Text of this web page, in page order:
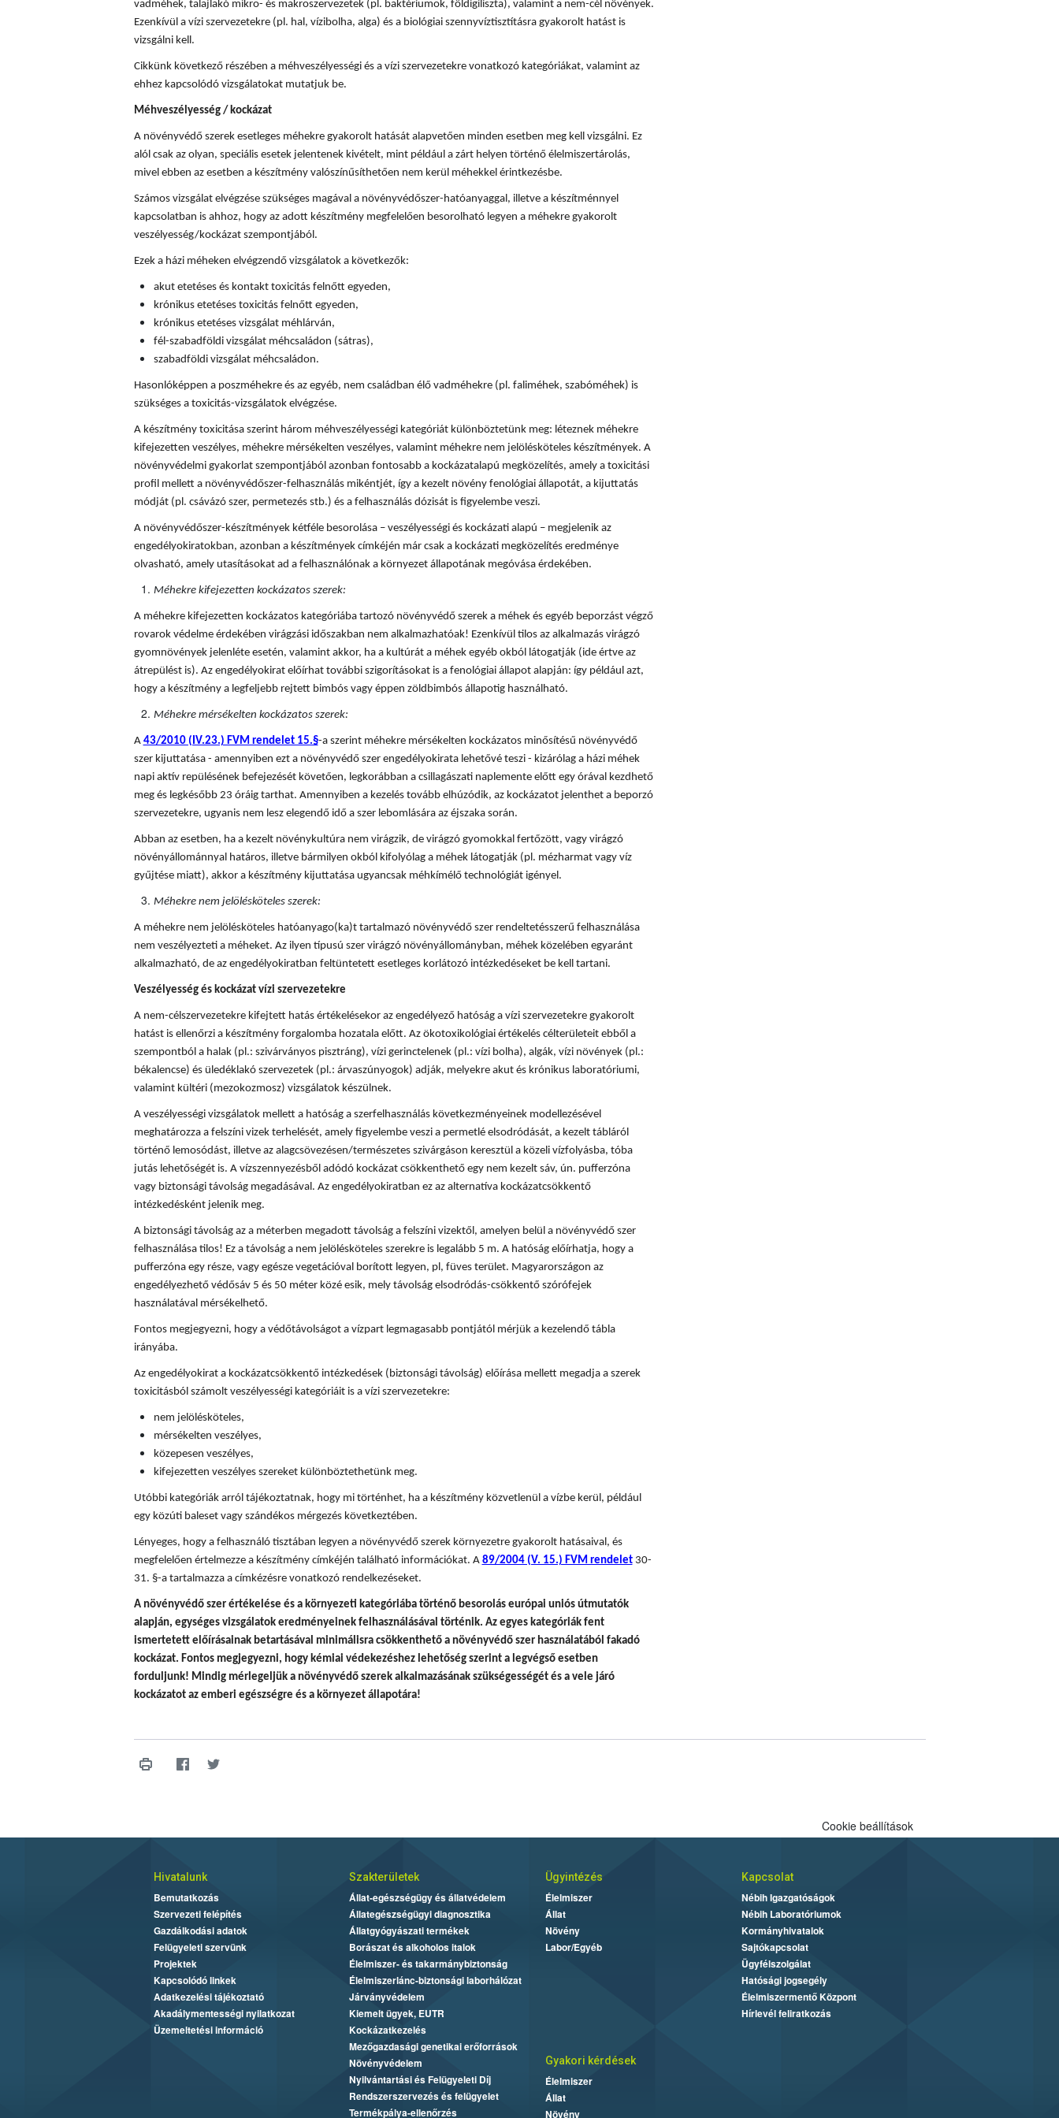
vadméhek, talajlakó mikro- és makroszervezetek (pl. baktériumok, földigiliszta), valamint a nem-cél növények.
Ezenkívül a vízi szervezetekre (pl. hal, vízibolha, alga) és a biológiai szennyvíztisztításra gyakorolt hatást is
vizsgálni kell.
Cikkünk következő részében a méhveszélyességi és a vízi szervezetekre vonatkozó kategóriákat, valamint az
ehhez kapcsolódó vizsgálatokat mutatjuk be.
Méhveszélyesség / kockázat
A növényvédő szerek esetleges méhekre gyakorolt hatását alapvetően minden esetben meg kell vizsgálni. Ez
alól csak az olyan, speciális esetek jelentenek kivételt, mint például a zárt helyen történő élelmiszertárolás,
mivel ebben az esetben a készítmény valószínűsíthetően nem kerül méhekkel érintkezésbe.
Számos vizsgálat elvégzése szükséges magával a növényvédőszer-hatóanyaggal, illetve a készítménnyel
kapcsolatban is ahhoz, hogy az adott készítmény megfelelően besorolható legyen a méhekre gyakorolt
veszélyesség/kockázat szempontjából.
Ezek a házi méheken elvégzendő vizsgálatok a következők:
akut etetéses és kontakt toxicitás felnőtt egyeden,
krónikus etetéses toxicitás felnőtt egyeden,
krónikus etetéses vizsgálat méhlárván,
fél-szabadföldi vizsgálat méhcsaládon (sátras),
szabadföldi vizsgálat méhcsaládon.
Hasonlóképpen a poszméhekre és az egyéb, nem családban élő vadméhekre (pl. faliméhek, szabóméhek) is
szükséges a toxicitás-vizsgálatok elvégzése.
A készítmény toxicitása szerint három méhveszélyességi kategóriát különböztetünk meg: léteznek méhekre
kifejezetten veszélyes, méhekre mérsékelten veszélyes, valamint méhekre nem jelölésköteles készítmények. A
növényvédelmi gyakorlat szempontjából azonban fontosabb a kockázatalapú megközelítés, amely a toxicitási
profil mellett a növényvédőszer-felhasználás mikéntjét, így a kezelt növény fenológiai állapotát, a kijuttatás
módját (pl. csávázó szer, permetezés stb.) és a felhasználás dózisát is figyelembe veszi.
A növényvédőszer-készítmények kétféle besorolása – veszélyességi és kockázati alapú – megjelenik az
engedélyokiratokban, azonban a készítmények címkéjén már csak a kockázati megközelítés eredménye
olvasható, amely utasításokat ad a felhasználónak a környezet állapotának megóvása érdekében.
Méhekre kifejezetten kockázatos szerek:
A méhekre kifejezetten kockázatos kategóriába tartozó növényvédő szerek a méhek és egyéb beporzást végző
rovarok védelme érdekében virágzási időszakban nem alkalmazhatóak! Ezenkívül tilos az alkalmazás virágzó
gyomnövények jelenléte esetén, valamint akkor, ha a kultúrát a méhek egyéb okból látogatják (ide értve az
átrepülést is). Az engedélyokirat előírhat további szigorításokat is a fenológiai állapot alapján: így például azt,
hogy a készítmény a legfeljebb rejtett bimbós vagy éppen zöldbimbós állapotig használható.
Méhekre mérsékelten kockázatos szerek:
A 43/2010 (IV.23.) FVM rendelet 15.§-a szerint méhekre mérsékelten kockázatos minősítésű növényvédő
szer kijuttatása - amennyiben ezt a növényvédő szer engedélyokirata lehetővé teszi - kizárólag a házi méhek
napi aktív repülésének befejezését követően, legkorábban a csillagászati naplemente előtt egy órával kezdhető
meg és legkésőbb 23 óráig tarthat. Amennyiben a kezelés tovább elhúzódik, az kockázatot jelenthet a beporzó
szervezetekre, ugyanis nem lesz elegendő idő a szer lebomlására az éjszaka során.
Abban az esetben, ha a kezelt növénykultúra nem virágzik, de virágzó gyomokkal fertőzött, vagy virágzó
növényállománnyal határos, illetve bármilyen okból kifolyólag a méhek látogatják (pl. mézharmat vagy víz
gyűjtése miatt), akkor a készítmény kijuttatása ugyancsak méhkímélő technológiát igényel.
Méhekre nem jelölésköteles szerek:
A méhekre nem jelölésköteles hatóanyago(ka)t tartalmazó növényvédő szer rendeltetésszerű felhasználása
nem veszélyezteti a méheket. Az ilyen típusú szer virágzó növényállományban, méhek közelében egyaránt
alkalmazható, de az engedélyokiratban feltüntetett esetleges korlátozó intézkedéseket be kell tartani.
Veszélyesség és kockázat vízi szervezetekre
A nem-célszervezetekre kifejtett hatás értékelésekor az engedélyező hatóság a vízi szervezetekre gyakorolt
hatást is ellenőrzi a készítmény forgalomba hozatala előtt. Az ökotoxikológiai értékelés célterületeit ebből a
szempontból a halak (pl.: szivárványos pisztráng), vízi gerinctelenek (pl.: vízi bolha), algák, vízi növények (pl.:
békalencse) és üledéklakó szervezetek (pl.: árvaszúnyogok) adják, melyekre akut és krónikus laboratóriumi,
valamint kültéri (mezokozmosz) vizsgálatok készülnek.
A veszélyességi vizsgálatok mellett a hatóság a szerfelhasználás következményeinek modellezésével
meghatározza a felszíni vizek terhelését, amely figyelembe veszi a permetlé elsodródását, a kezelt tábláról
történő lemosódást, illetve az alagcsövezésen/természetes szivárgáson keresztül a közeli vízfolyásba, tóba
jutás lehetőségét is. A vízszennyezésből adódó kockázat csökkenthető egy nem kezelt sáv, ún. pufferzóna
vagy biztonsági távolság megadásával. Az engedélyokiratban ez az alternatíva kockázatcsökkentő
intézkedésként jelenik meg.
A biztonsági távolság az a méterben megadott távolság a felszíni vizektől, amelyen belül a növényvédő szer
felhasználása tilos! Ez a távolság a nem jelölésköteles szerekre is legalább 5 m. A hatóság előírhatja, hogy a
pufferzóna egy része, vagy egésze vegetációval borított legyen, pl, füves terület. Magyarországon az
engedélyezhető védősáv 5 és 50 méter közé esik, mely távolság elsodródás-csökkentő szórófejek
használatával mérsékelhető.
Fontos megjegyezni, hogy a védőtávolságot a vízpart legmagasabb pontjától mérjük a kezelendő tábla
irányába.
Az engedélyokirat a kockázatcsökkentő intézkedések (biztonsági távolság) előírása mellett megadja a szerek
toxicitásból számolt veszélyességi kategóriáit is a vízi szervezetekre:
nem jelölésköteles,
mérsékelten veszélyes,
közepesen veszélyes,
kifejezetten veszélyes szereket különböztethetünk meg.
Utóbbi kategóriák arról tájékoztatnak, hogy mi történhet, ha a készítmény közvetlenül a vízbe kerül, például
egy közúti baleset vagy szándékos mérgezés következtében.
Lényeges, hogy a felhasználó tisztában legyen a növényvédő szerek környezetre gyakorolt hatásaival, és
megfelelően értelmezze a készítmény címkéjén található információkat. A 89/2004 (V. 15.) FVM rendelet30-
31. §-a tartalmazza a címkézésre vonatkozó rendelkezéseket.
A növényvédő szer értékelése és a környezeti kategóriába történő besorolás európai uniós útmutatók
alapján, egységes vizsgálatok eredményeinek felhasználásával történik. Az egyes kategóriák fent
ismertetett előírásainak betartásával minimálisra csökkenthető a növényvédő szer használatából fakadó
kockázat. Fontos megjegyezni, hogykémiai védekezéshez lehetőség szerint a legvégső esetben
forduljunk! Mindig mérlegeljük a növényvédő szerek alkalmazásának szükségességét és a vele járó
kockázatot az emberi egészségre és a környezet állapotára!
Cookie beállítások
Hivatalunk
Bemutatkozás
Szervezeti felépítés
Gazdálkodási adatok
Felügyeleti szervünk
Projektek
Kapcsolódó linkek
Adatkezelési tájékoztató
Akadálymentességi nyilatkozat
Üzemeltetési információ
Szakterületek
Állat-egészségügy és állatvédelem
Állategészségügyi diagnosztika
Állatgyógyászati termékek
Borászat és alkoholos italok
Élelmiszer- és takarmánybiztonság
Élelmiszerlánc-biztonsági laborhálózat
Járványvédelem
Kiemelt ügyek, EUTR
Kockázatkezelés
Mezőgazdasági genetikai erőforrások
Növényvédelem
Nyilvántartási és Felügyeleti Díj
Rendszerszervezés és felügyelet
Termékpálya-ellenőrzés
Ügyintézés
Élelmiszer
Állat
Növény
Labor/Egyéb
Kapcsolat
Nébih Igazgatóságok
Nébih Laboratóriumok
Kormányhivatalok
Sajtókapcsolat
Ügyfélszolgálat
Hatósági jogsegély
Élelmiszermentő Központ
Hírlevél feliratkozás
Gyakori kérdések
Élelmiszer
Állat
Növény